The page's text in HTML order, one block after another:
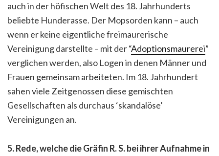
auch in der höfischen Welt des 18. Jahrhunderts
beliebte Hunderasse. Der Mopsorden kann – auch
wenn er keine eigentliche freimaurerische
Vereinigung darstellte – mit der “Adoptionsmaurerei”
verglichen werden, also Logen in denen Männer und
Frauen gemeinsam arbeiteten. Im 18. Jahrhundert
sahen viele Zeitgenossen diese gemischten
Gesellschaften als durchaus ‘skandalöse’
Vereinigungen an.
5. Rede, welche die Gräfin R. S. bei ihrer Aufnahme in